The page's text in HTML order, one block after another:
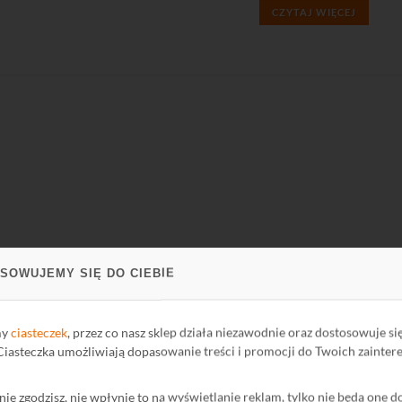
SIĘ DO CIEBIE
ciasteczek , przez co nasz sklep działa niezawodnie oraz dostosowuje
umożliwiają dopasowanie treści i promocji do Twoich
nie zgodzisz, nie wpłynie to na wyświetlanie reklam, tylko nie będą one
CZYTAJ WIĘCEJ
Biblioteki
FIRMA
O firmie